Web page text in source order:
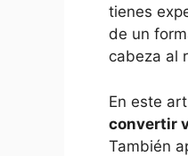
tienes
de un
cabeza al
En este
convertir
También